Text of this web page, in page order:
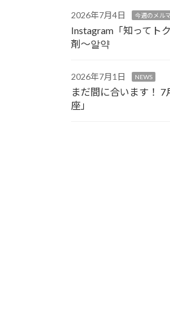
2026年7月4日 今週のメル
Instagram「知ってト
剤～알약
2026年7月1日 NEWS
まだ間に合います！
座」